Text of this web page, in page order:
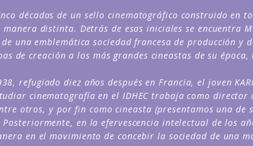
décadas de un sello cinematográfico construido
distinta. Detrás de esas iniciales se encuentra
una emblemática sociedad francesa de producción y
de creación a los más grandes cineastas de su
refugiado diez años después en Francia, el joven
cinematografía en el IDHEC trabaja como
entre otros, y por fin como cineasta (presentamos una
en la efervescencia intelectual de los
en el movimiento de concebir la sociedad de una